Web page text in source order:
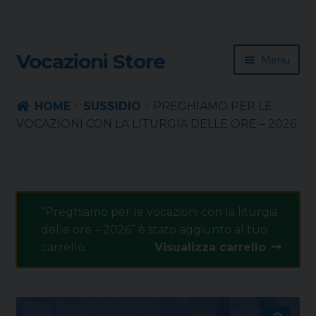
Skip
to
Skip
to
Vocazioni Store Menu
Contatti
HOME SUSSIDIO
PREGHIAMO PER LE
VOCAZIONI CON LA LITURGIA DELLE ORE – 2026
“Preghiamo per le vocazioni con la liturgia
delle ore – 2026” è stato aggiunto al tuo
carrello.
Visualizza carrello